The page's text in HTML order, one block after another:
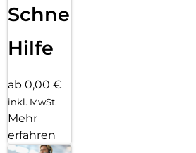
Schnelle
Hilfe
ab 0,00 €
inkl. MwSt.
Mehr
erfahren